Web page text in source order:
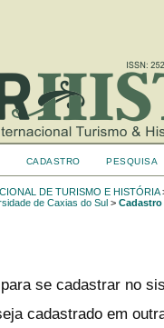
CADASTRO PESQUISA
DE TURISMO E HISTÓRIA
de Caxias do Sul > Cadastro
se cadastrar no
cadastrado em